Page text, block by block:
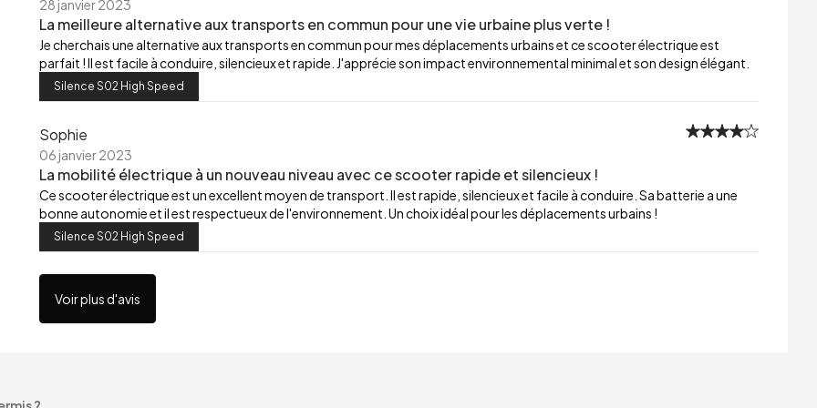
28 janvier 2023
La meilleure alternative aux transports en commun pour une vie urbaine plus verte !
Je cherchais une alternative aux transports en commun pour mes déplacements urbains et ce scooter électrique est
parfait ! Il est facile à conduire, silencieux et rapide. J'apprécie son impact environnemental minimal et son design élégant.
Silence S02 High Speed
Sophie
06 janvier 2023
La mobilité électrique à un nouveau niveau avec ce scooter rapide et silencieux !
Ce scooter électrique est un excellent moyen de transport. Il est rapide, silencieux et facile à conduire. Sa batterie a une
bonne autonomie et il est respectueux de l'environnement. Un choix idéal pour les déplacements urbains !
Silence S02 High Speed
Voir plus d'avis